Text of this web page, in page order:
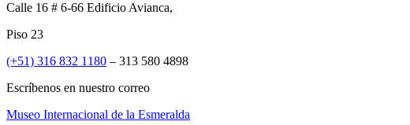
Calle 16 # 6-66 Edificio Avianca,
Piso 23
(+51) 316 832 1180 – 313 580 4898
Escríbenos en nuestro correo
Museo Internacional de la Esmeralda